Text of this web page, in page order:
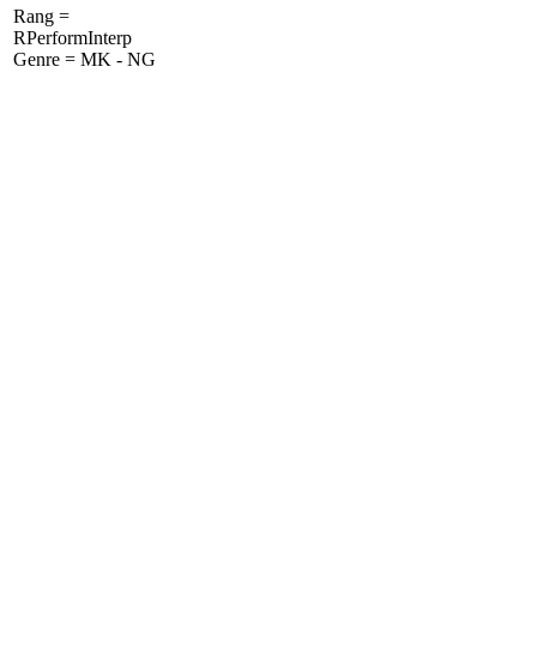
Rang =
RPerformInterp
Genre = MK - NG